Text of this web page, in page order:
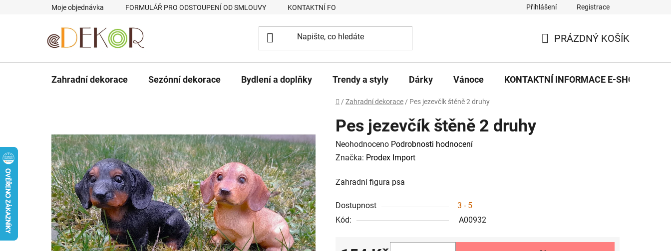
Moje objednávka FORMULÁŘ PRO ODSTOUPENÍ OD SMLOUVY KONTAKTNÍ FORMULÁŘ eDekor PROVOZOVNA OBCHODNÍ PODMÍNKY
Přihlášení Registrace
KOŠÍK
PRÁZDNÝ KOŠÍK
Zahradní dekorace Sezónní dekorace Bydlení a doplňky Trendy a styly Dárky Vánoce KONTAKTNÍ INFORMACE E-SHOPU
Domů
/ Zahradní dekorace / Pes jezevčík štěně 2 druhy
Pes jezevčík štěně 2 druhy
Průměrné
hodnocení
je
z
5
Neohodnoceno Podrobnosti hodnocení
Značka: Prodex Import
Zahradní figura psa
Dostupnost
3 - 5
Kód:
A00932